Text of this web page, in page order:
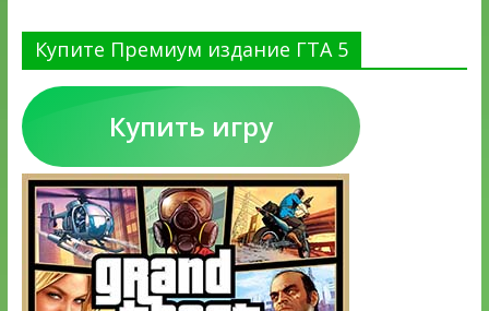
Купите Премиум издание ГТА 5
Купить игру